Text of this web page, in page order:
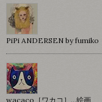
PiPi ANDERSEN by fumiko
wacaco［ワカコ］…絵画